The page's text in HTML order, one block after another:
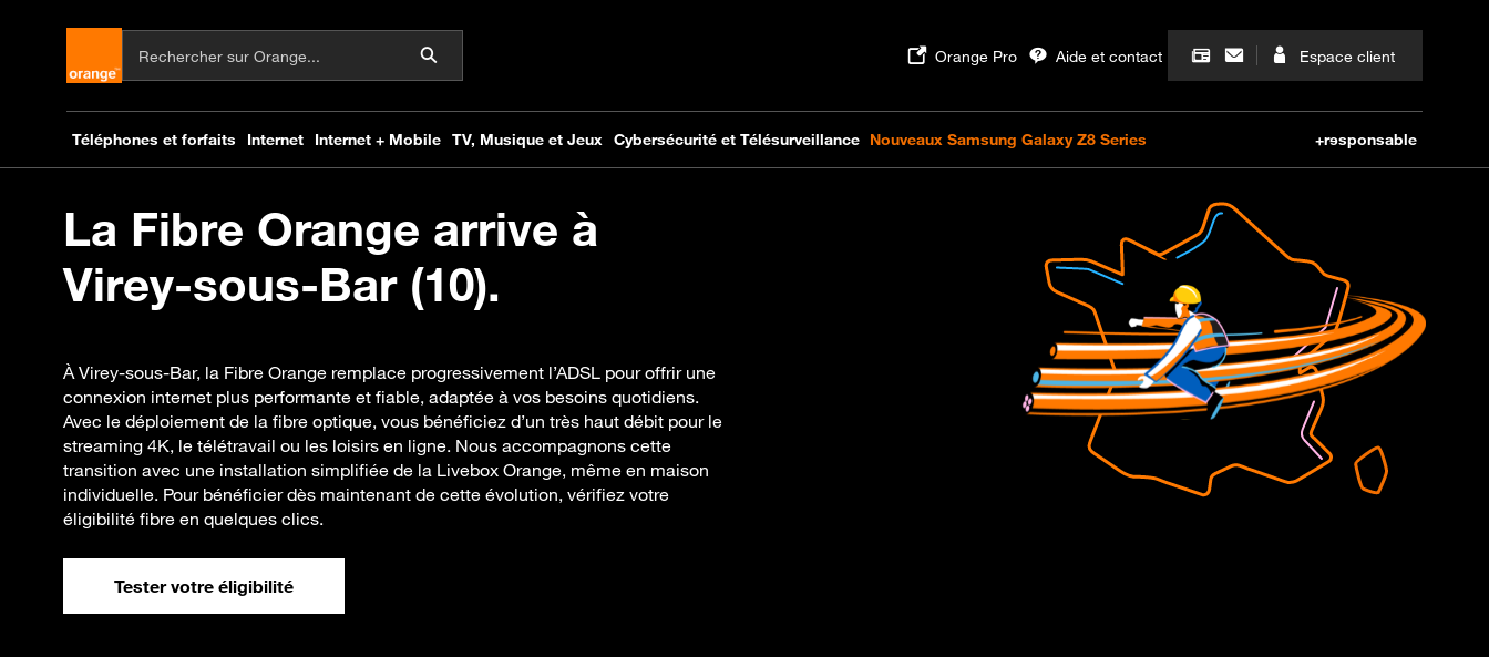
La Fibre Orange arrive à
Virey-sous-Bar (10).
À Virey-sous-Bar, la Fibre Orange remplace progressivement l’ADSL pour offrir une
connexion internet plus performante et fiable, adaptée à vos besoins quotidiens.
Avec le déploiement de la fibre optique, vous bénéficiez d’un très haut débit pour le
streaming 4K, le télétravail ou les loisirs en ligne. Nous accompagnons cette
transition avec une installation simplifiée de la Livebox Orange, même en maison
individuelle. Pour bénéficier dès maintenant de cette évolution, vérifiez votre
éligibilité fibre en quelques clics.
Tester votre éligibilité